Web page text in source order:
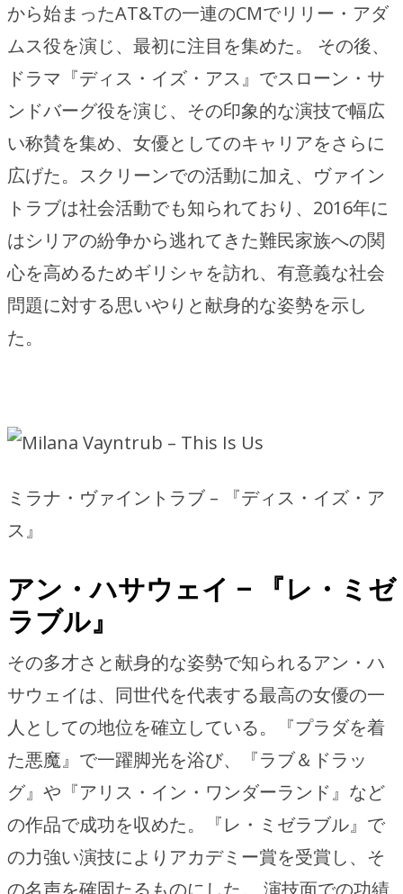
から始まったAT&Tの一連のCMでリリー・アダ
ムス役を演じ、最初に注目を集めた。 その後、
ドラマ『ディス・イズ・アス』でスローン・サ
ンドバーグ役を演じ、その印象的な演技で幅広
い称賛を集め、女優としてのキャリアをさらに
広げた。スクリーンでの活動に加え、ヴァイン
トラブは社会活動でも知られており、2016年に
はシリアの紛争から逃れてきた難民家族への関
心を高めるためギリシャを訪れ、有意義な社会
問題に対する思いやりと献身的な姿勢を示し
た。
ミラナ・ヴァイントラブ – 『ディス・イズ・ア
ス』
アン・ハサウェイ – 『レ・ミゼ
ラブル』
その多才さと献身的な姿勢で知られるアン・ハ
サウェイは、同世代を代表する最高の女優の一
人としての地位を確立している。『プラダを着
た悪魔』で一躍脚光を浴び、『ラブ＆ドラッ
グ』や『アリス・イン・ワンダーランド』など
の作品で成功を収めた。『レ・ミゼラブル』で
の力強い演技によりアカデミー賞を受賞し、そ
の名声を確固たるものにした。 演技面での功績